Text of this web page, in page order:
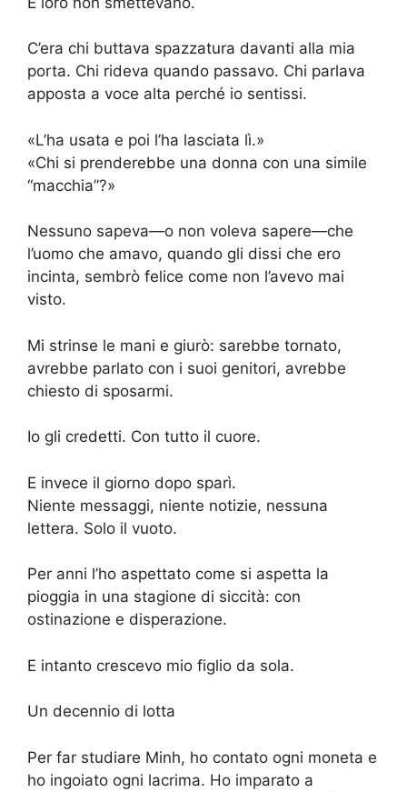
C’era chi buttava spazzatura davanti alla mia
porta. Chi rideva quando passavo. Chi parlava
apposta a voce alta perché io sentissi.
«L’ha usata e poi l’ha lasciata lì.»
«Chi si prenderebbe una donna con una simile
“macchia”?»
Nessuno sapeva—o non voleva sapere—che
l’uomo che amavo, quando gli dissi che ero
incinta, sembrò felice come non l’avevo mai
visto.
Mi strinse le mani e giurò: sarebbe tornato,
avrebbe parlato con i suoi genitori, avrebbe
chiesto di sposarmi.
Io gli credetti. Con tutto il cuore.
E invece il giorno dopo sparì.
Niente messaggi, niente notizie, nessuna
lettera. Solo il vuoto.
Per anni l’ho aspettato come si aspetta la
pioggia in una stagione di siccità: con
ostinazione e disperazione.
E intanto crescevo mio figlio da sola.
Un decennio di lotta
Per far studiare Minh, ho contato ogni moneta e
ho ingoiato ogni lacrima. Ho imparato a